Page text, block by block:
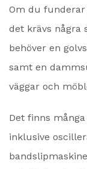
Om du
det krävs några
behöver en
samt en
väggar och
Det finns
inklusive